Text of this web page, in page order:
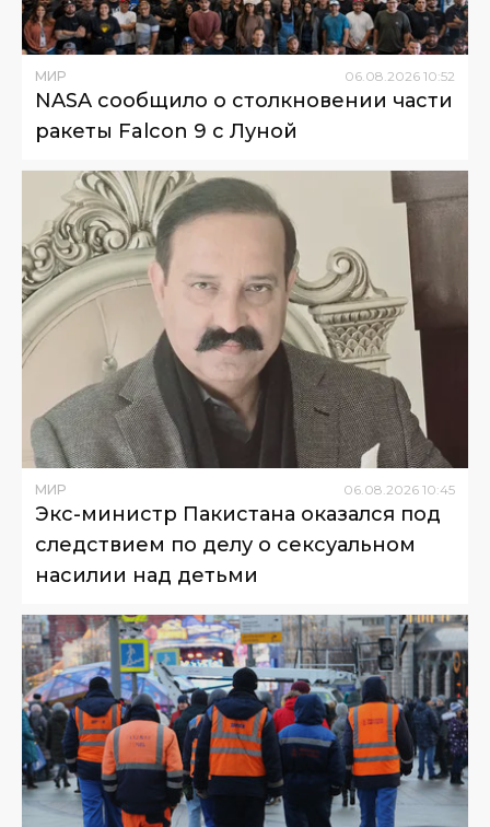
МИР 06 08 2026 10:52
NASA сообщило о столкновении части
ракеты Falcon 9 с Луной
МИР 06.08.2026 10:45
Экс-министр Пакистана оказался под
следствием по делу о сексуальном
насилии над детьми